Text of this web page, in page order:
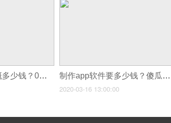
开发安卓app大概多少钱？0代码自己制作开发app 制作app软件要多少钱？傻瓜式app制作平台推荐，0代码app手机开发
2020-03-16 13:00:00